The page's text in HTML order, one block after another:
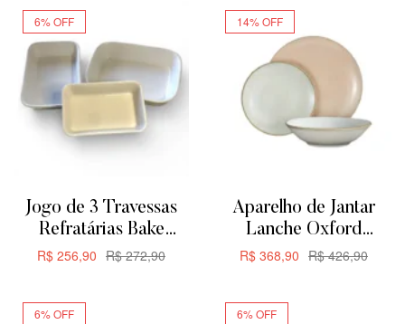
6% OFF
Jogo de 3 Travessas
Refratárias Bake
Oxford Para Servir ou
R$272,90
R$ 256,90
14% OFF
Aparelho de Jantar
Lanche Oxford
Aquarela Flat 12 Peças
R$426,90
R$ 368,90
6% OFF 6% OFF